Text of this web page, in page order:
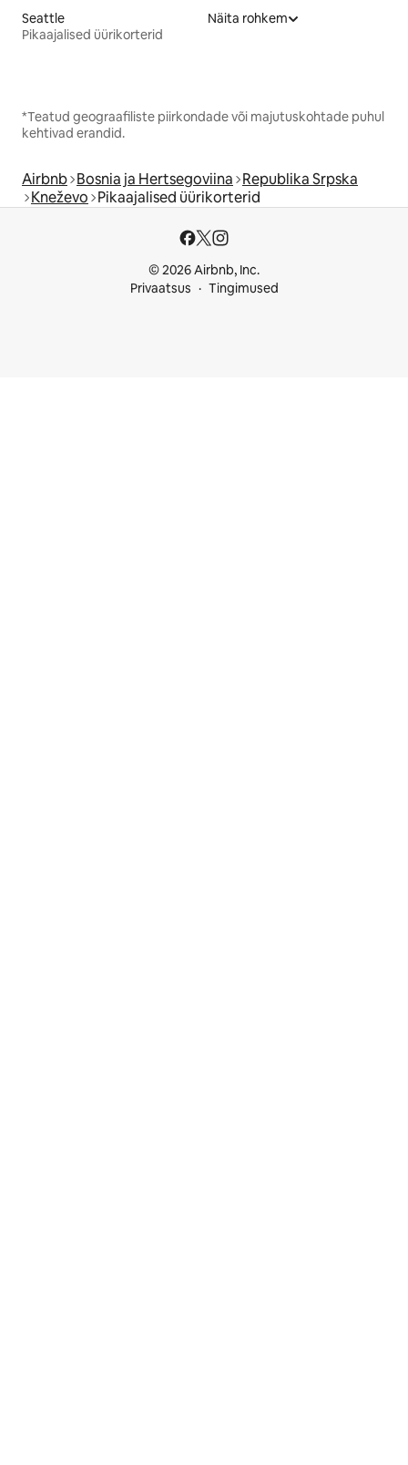
Seattle
Pikaajalised üürikorterid
Näita rohkem
*Teatud geograafiliste piirkondade või majutuskohtade puhul
kehtivad erandid.
Airbnb Bosnia ja Hertsegoviina Republika Srpska
Kneževo Pikaajalised üürikorterid
© 2026 Airbnb, Inc.
Privaatsus
Tingimused